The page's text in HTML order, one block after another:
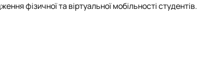
фізичної та віртуальної мобільності студентів.